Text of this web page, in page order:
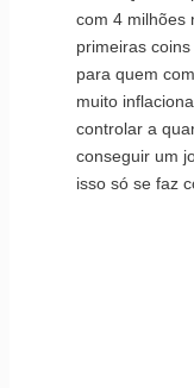
com 4 milhões
primeiras
para quem
muito
controlar a
conseguir um
isso só se faz